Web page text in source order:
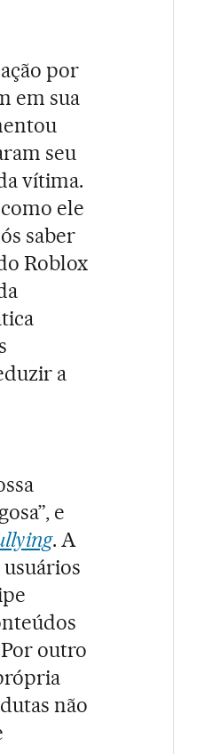
por
em sua
seu
vítima.
ele
saber
Roblox
a
e
. A
outro
não